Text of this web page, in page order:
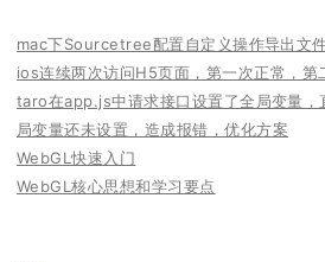
mac下Sourcetree配置自定义操作导出文
ios连续两次访问H5页面，第一次正常，第
taro在app.js中请求接口设置了全局变量，
局变量还未设置，造成报错，优化方案
WebGL快速入门
WebGL核心思想和学习要点